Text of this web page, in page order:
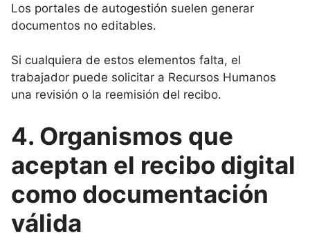
Los portales de autogestión suelen generar
documentos no editables.
Si cualquiera de estos elementos falta, el
trabajador puede solicitar a Recursos Humanos
una revisión o la reemisión del recibo.
4. Organismos que
aceptan el recibo digital
como documentación
válida